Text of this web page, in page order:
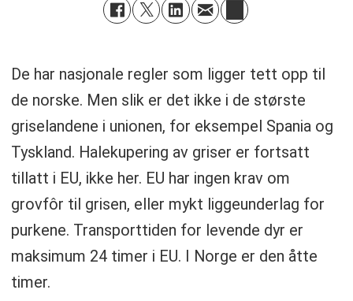
De har nasjonale regler som ligger tett opp til
de norske. Men slik er det ikke i de største
griselandene i unionen, for eksempel Spania og
Tyskland. Halekupering av griser er fortsatt
tillatt i EU, ikke her. EU har ingen krav om
grovfôr til grisen, eller mykt liggeunderlag for
purkene. Transporttiden for levende dyr er
maksimum 24 timer i EU. I Norge er den åtte
timer.